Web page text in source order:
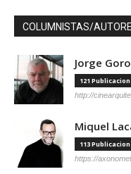
COLUMNISTAS/
Jorge
121
http://
Miquel
113
https://